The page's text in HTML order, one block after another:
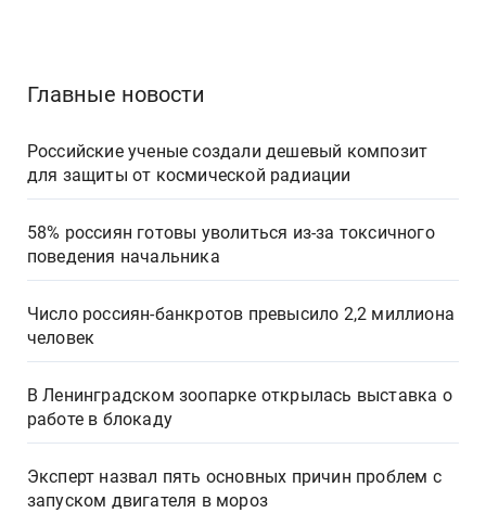
Главные новости
Российские ученые создали дешевый композит
для защиты от космической радиации
58% россиян готовы уволиться из-за токсичного
поведения начальника
Число россиян-банкротов превысило 2,2 миллиона
человек
В Ленинградском зоопарке открылась выставка о
работе в блокаду
Эксперт назвал пять основных причин проблем с
запуском двигателя в мороз